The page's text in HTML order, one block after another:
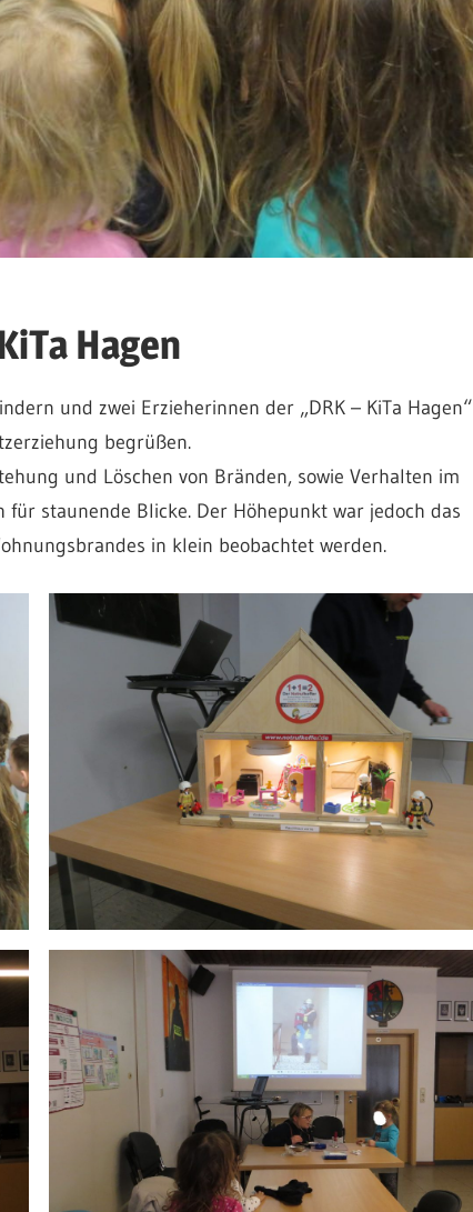
Hagen
und zwei Erzieherinnen der „DRK – KiTa Hagen“
begrüßen.
und Löschen von Bränden, sowie Verhalten im
staunende Blicke. Der Höhepunkt war jedoch das
in klein beobachtet werden.